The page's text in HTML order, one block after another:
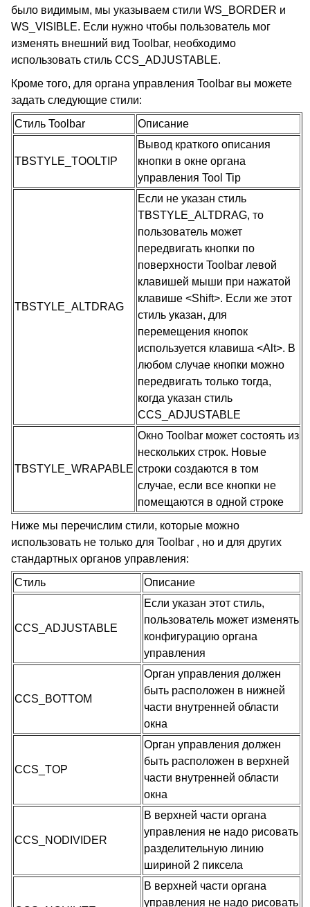
было видимым, мы указываем стили WS_BORDER и
WS_VISIBLE. Если нужно чтобы пользователь мог
изменять внешний вид Toolbar, необходимо
использовать стиль CCS_ADJUSTABLE.
Кроме того, для органа управления Toolbar вы можете
задать следующие стили:
Стиль Toolbar
Описание
TBSTYLE_TOOLTIP
Вывод краткого описания
кнопки в окне органа
управления Tool Tip
TBSTYLE_ALTDRAG
Если не указан стиль
TBSTYLE_ALTDRAG, то
пользователь может
передвигать кнопки по
поверхности Toolbar левой
клавишей мыши при нажатой
клавише <Shift>. Если же этот
стиль указан, для
перемещения кнопок
используется клавиша <Alt>. В
любом случае кнопки можно
передвигать только тогда,
когда указан стиль
CCS_ADJUSTABLE
TBSTYLE_WRAPABLE
Окно Toolbar может состоять из
нескольких строк. Новые
строки создаются в том
случае, если все кнопки не
помещаются в одной строке
Ниже мы перечислим стили, которые можно
использовать не только для Toolbar , но и для других
стандартных органов управления:
Стиль
Описание
CCS_ADJUSTABLE
Если указан этот стиль,
пользователь может изменять
конфигурацию органа
управления
CCS_BOTTOM
Орган управления должен
быть расположен в нижней
части внутренней области
окна
CCS_TOP
Орган управления должен
быть расположен в верхней
части внутренней области
окна
CCS_NODIVIDER
В верхней части органа
управления не надо рисовать
разделительную линию
шириной 2 пиксела
В верхней части органа
управления не надо рисовать